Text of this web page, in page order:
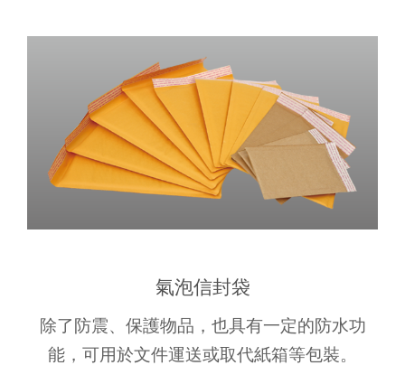
氣泡信封袋
除了防震、保護物品，也具有一定的防水功
能，可用於文件運送或取代紙箱等包裝。